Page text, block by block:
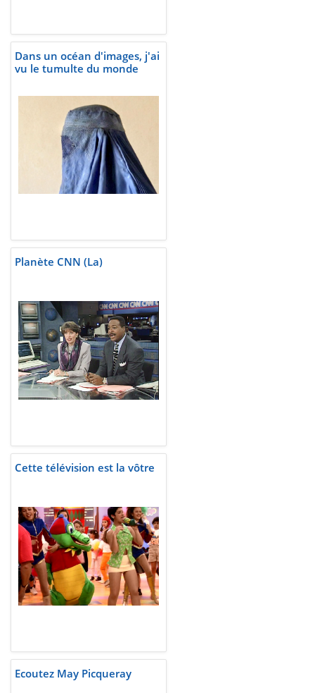
Dans un océan d'images, j'ai
vu le tumulte du monde
Planète CNN (La)
Cette télévision est la vôtre
Ecoutez May Picqueray